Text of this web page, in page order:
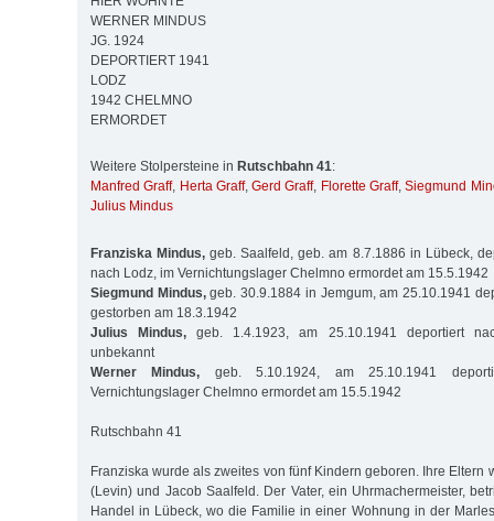
WERNER MINDUS
JG. 1924
DEPORTIERT 1941
LODZ
1942 CHELMNO
ERMORDET
Weitere Stolpersteine in Rutschbahn 41:
Manfred Graff, Herta Graff,Gerd Graff, Florette Graff,Siegmund
Julius Mindus
Franziska Mindus, geb. Saalfeld, geb. am 8.7.1886 in Lübeck,
nach Lodz, im Vernichtungslager Chelmno ermordet am 15.5.1942
Siegmund Mindus,geb. 30.9.1884 in Jemgum, am 25.10.1941
gestorben am 18.3.1942
Julius Mindus, geb. 1.4.1923, am 25.10.1941 deportiert
unbekannt
Werner Mindus, geb. 5.10.1924, am 25.10.1941
Vernichtungslager Chelmno ermordet am 15.5.1942
Rutschbahn 41
Franziska wurde als zweites von fünf Kindern geboren. Ihre Eltern
(Levin) und Jacob Saalfeld. Der Vater, ein Uhrmachermeister,
Handel in Lübeck, wo die Familie in einer Wohnung in der